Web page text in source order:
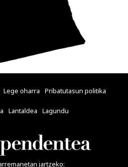
Lege oharra Pribatutasun politika
Lantaldea Lagundu
jartzeko: